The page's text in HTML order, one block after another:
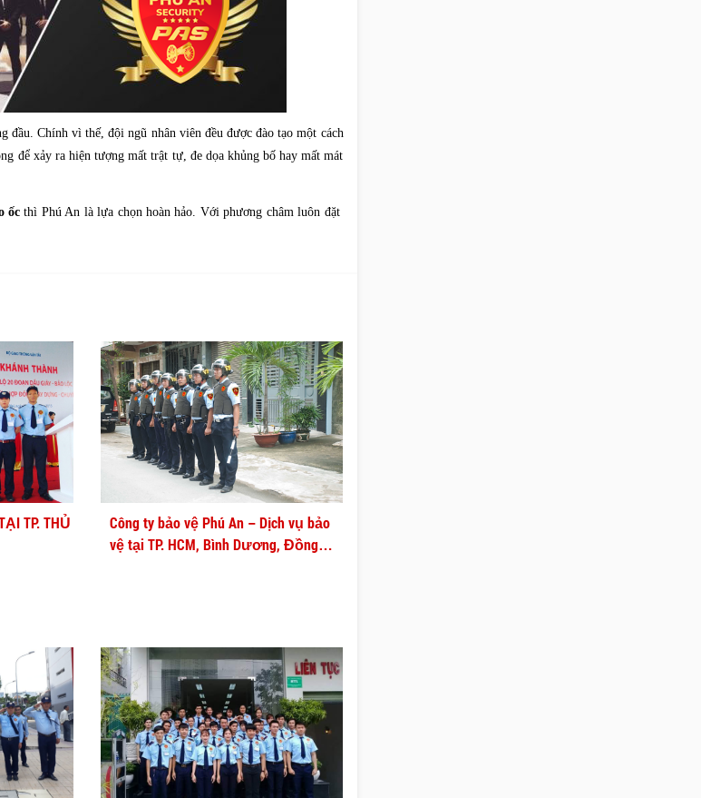
đầu. Chính vì thế, đội ngũ nhân viên đều được đào tạo một cách
để xảy ra hiện tượng mất trật tự, đe dọa khủng bố hay mất mát
ốcthì Phú An là lựa chọn hoàn hảo. Với phương châm luôn đặt
TP. THỦ
Công ty bảo vệ Phú An – Dịch vụ bảo
vệ tại TP. HCM, Bình Dương, Đồng